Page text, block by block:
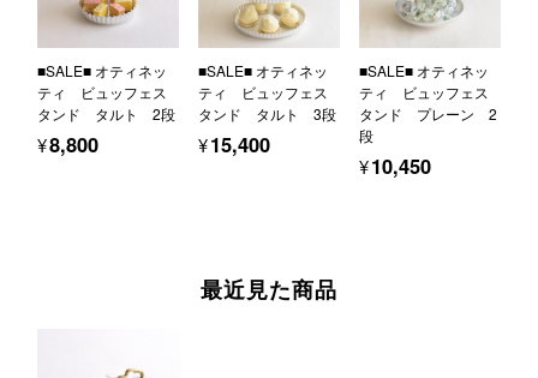
■SALE■ オティネッ
ティ ビュッフェス
タンド タルト 2段
¥8,800
■SALE■ オティネッ
ティ ビュッフェス
タンド タルト 3段
¥15,400
■SALE■ オティネッ
ティ ビュッフェス
タンド プレーン 2
段
¥10,450
最近見た商品